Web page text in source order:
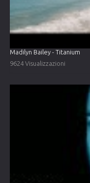
Madilyn Bailey - Titanium
9624 Visualizzazioni